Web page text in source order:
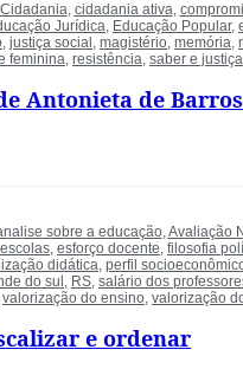
Cidadania, cidadania ativa,
Jurídica, Educação Popular,
, justiça social , magistério, memória,
feminina, resistência, saber e justiça
Antonieta de
sobre a educação,Avaliação
escolas, esforço docente, filosofia
didática, perfil
do sul , RS, salário dos
valorização do ensino, valorização
e ordenar